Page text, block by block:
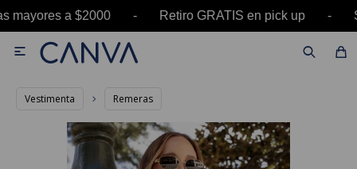
mayores a $2000 - Retiro GRATIS en pick up

Vestimenta Remeras